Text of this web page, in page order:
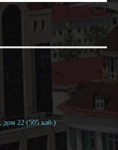
дом 22 (505 каб.)